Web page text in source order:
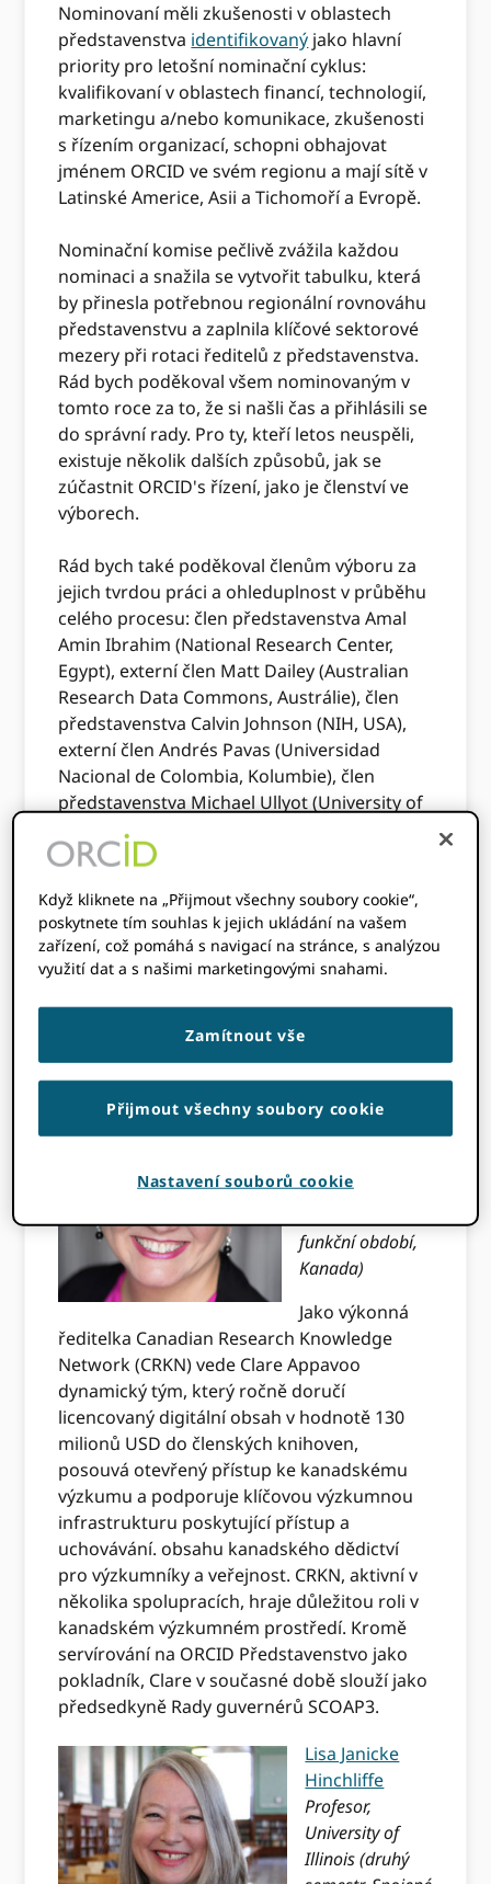
Nominovaní měli zkušenosti v oblastech
představenstva identifikovaný jako hlavní
priority pro letošní nominační cyklus:
kvalifikovaní v oblastech financí, technologií,
marketingu a/nebo komunikace, zkušenosti
s řízením organizací, schopni obhajovat
jménem ORCID ve svém regionu a mají sítě v
Latinské Americe, Asii a Tichomoří a Evropě.
Nominační komise pečlivě zvážila každou
nominaci a snažila se vytvořit tabulku, která
by přinesla potřebnou regionální rovnováhu
představenstvu a zaplnila klíčové sektorové
mezery při rotaci ředitelů z představenstva.
Rád bych poděkoval všem nominovaným v
tomto roce za to, že si našli čas a přihlásili se
do správní rady. Pro ty, kteří letos neuspěli,
existuje několik dalších způsobů, jak se
zúčastnit ORCID's řízení, jako je členství ve
výborech.
Rád bych také poděkoval členům výboru za
jejich tvrdou práci a ohleduplnost v průběhu
celého procesu: člen představenstva Amal
Amin Ibrahim (National Research Center,
Egypt), externí člen Matt Dailey (Australian
Research Data Commons, Austrálie), člen
představenstva Calvin Johnson (NIH, USA),
externí člen Andrés Pavas (Universidad
Nacional de Colombia, Kolumbie), člen
představenstva Michael Ullyot (University of
Calgary, Kanada) a člen představenstva Jesse
Xiao (Universita of Hong Kong, Hong Kong).
Nominační komise doporučuje ke zvolení
následující kandidáty ORCID Představenstvo
na tříleté funkční období dle stanov.
2024 Břidlice
Clare Appavoo
Výkonný ředitel,
CRKN – Canadian
Knowledge
funkční období,
Kanada)
Jako výkonná
ředitelka Canadian Research Knowledge
Network (CRKN) vede Clare Appavoo
dynamický tým, který ročně doručí
licencovaný digitální obsah v hodnotě 130
milionů USD do členských knihoven,
posouvá otevřený přístup ke kanadskému
výzkumu a podporuje klíčovou výzkumnou
infrastrukturu poskytující přístup a
uchovávání. obsahu kanadského dědictví
pro výzkumníky a veřejnost. CRKN, aktivní v
několika spolupracích, hraje důležitou roli v
kanadském výzkumném prostředí. Kromě
servírování na ORCID Představenstvo jako
pokladník, Clare v současné době slouží jako
předsedkyně Rady guvernérů SCOAP3.
Lisa Janicke
Hinchliffe
Profesor,
University of
Illinois (druhý
Když kliknete na „Přijmout všechny soubory cookie“,
poskytnete tím souhlas k jejich ukládání na vašem
zařízení, což pomáhá s navigací na stránce, s analýzou
využití dat a s našimi marketingovými snahami.
Zamítnout vše
Přijmout všechny soubory cookie
Nastavení souborů cookie